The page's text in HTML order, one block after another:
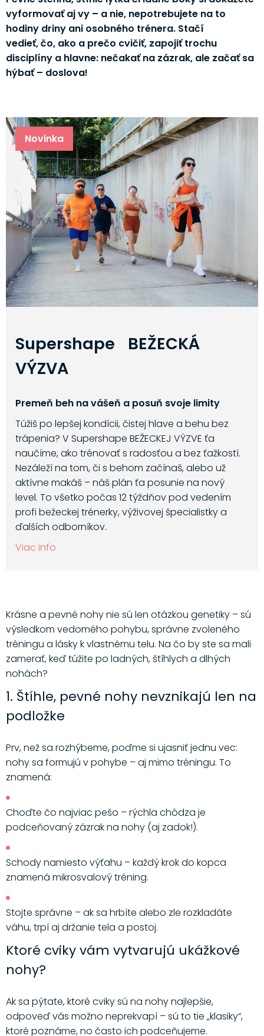
vyformovať aj vy – a nie, nepotrebujete na to
hodiny driny ani osobného trénera. Stačí
vedieť, čo, ako a prečo cvičiť, zapojiť trochu
disciplíny a hlavne: nečakať na zázrak, ale začať sa
hýbať – doslova!
Novinka
Supershape BEŽECKÁ
VÝZVA
Premeň beh na vášeň a posuň svoje limity
Túžiš po lepšej kondícii, čistej hlave a behu bez
trápenia? V Supershape BEŽECKEJ VÝZVE ťa
naučíme, ako trénovať s radosťou a bez ťažkostí.
Nezáleží na tom, či s behom začínaš, alebo už
aktívne makáš – náš plán ťa posunie na nový
level. To všetko počas 12 týždňov pod vedením
profi bežeckej trénerky, výživovej špecialistky a
ďalších odborníkov.
Viac info
Krásne a pevné nohy nie sú len otázkou genetiky – sú
výsledkom vedomého pohybu, správne zvoleného
tréningu a lásky k vlastnému telu. Na čo by ste sa mali
zamerať, keď túžite po ladných, štíhlych a dlhých
nohách?
1. Štíhle, pevné nohy nevznikajú len na
podložke
Prv, než sa rozhýbeme, poďme si ujasniť jednu vec:
nohy sa formujú v pohybe – aj mimo tréningu. To
znamená:
Choďte čo najviac pešo – rýchla chôdza je
podceňovaný zázrak na nohy (aj zadok!).
Schody namiesto výťahu – každý krok do kopca
znamená mikrosvalový tréning.
Stojte správne – ak sa hrbíte alebo zle rozkladáte
váhu, trpí aj držanie tela a postoj.
Ktoré cviky vám vytvarujú ukážkové
nohy?
Ak sa pýtate, ktoré cviky sú na nohy najlepšie,
odpoveď vás možno neprekvapí – sú to tie „klasiky“,
ktoré poznáme, no často ich podceňujeme.